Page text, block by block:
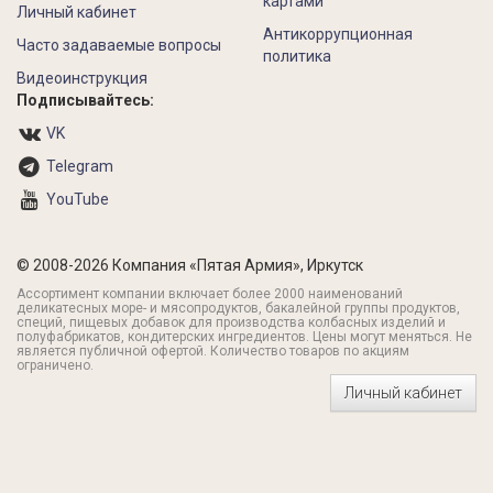
Личный кабинет
Часто задаваемые вопросы
Видеоинструкция
Антикоррупционная
политика
Подписывайтесь:
VK
Telegram
YouTube
© 2008-2026 Компания «Пятая Армия», Иркутск
Ассортимент компании включает более 2000 наименований
деликатесных море- и мясопродуктов, бакалейной группы продуктов,
специй, пищевых добавок для производства колбасных изделий и
полуфабрикатов, кондитерских ингредиентов. Цены могут меняться. Не
является публичной офертой. Количество товаров по акциям
ограничено.
Личный кабинет